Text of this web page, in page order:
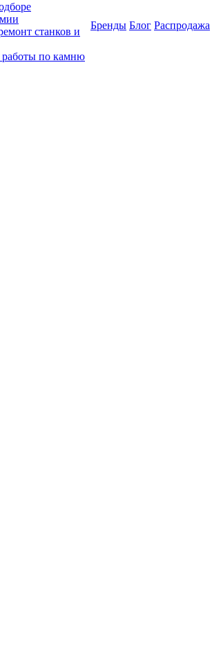
станков и
работы по камню
Бренды Блог Распродажа